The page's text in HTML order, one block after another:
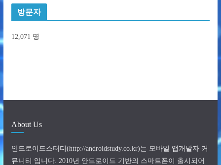
방문자
12,071 명
About Us
안드로이드스터디(http://androidstudy.co.kr)는 모바일 앱개발자 커
뮤니티 입니다. 2010년 안드로이드 기반의 스마트폰이 출시되어